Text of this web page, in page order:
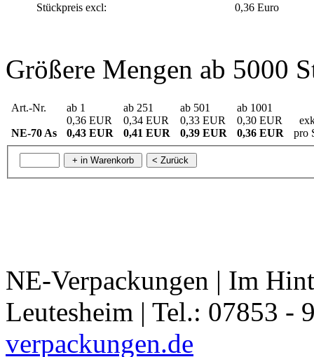
Stückpreis excl:
0,36 Euro
Größere Mengen ab 5000
Art.-Nr.
NE-70 As
ab 1
0,36 EUR
0,43 EUR
ab 251
0,34 EUR
0,41 EUR
ab 501
0,33 EUR
0,39 EUR
ab 1001
0,30 EUR
0,36 EUR
pro
NE-Verpackungen | Im
Leutesheim | Tel.: 07853 -
verpackungen.de